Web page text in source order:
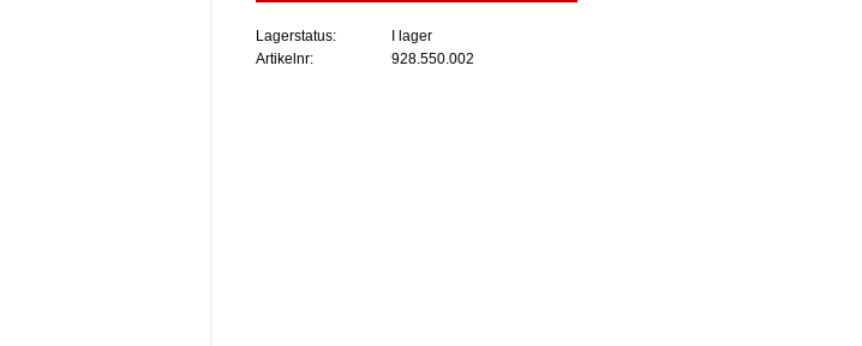
Lagerstatus
I lager
Artikelnr
928.550.002